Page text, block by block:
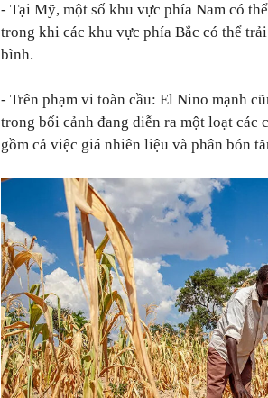
- Tại Mỹ, một số khu vực phía Nam có
trong khi các khu vực phía Bắc có thể
bình.
- Trên phạm vi toàn cầu: El Nino mạnh
trong bối cảnh đang diễn ra một loạt
gồm cả việc giá nhiên liệu và phân bón